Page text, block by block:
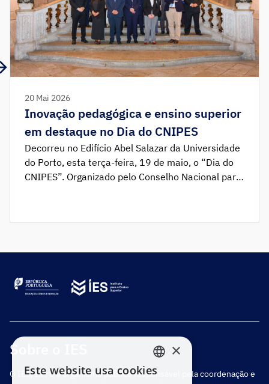
20 Mai 2026
Inovação pedagógica e ensino superior
em destaque no Dia do CNIPES
Decorreu no Edifício Abel Salazar da Universidade
do Porto, esta terça-feira, 19 de maio, o “Dia do
CNIPES”. Organizado pelo Conselho Nacional para
Semana de Valorização da Inovação Pedagógica e
Sobre o IES
O IES, I.P. é o organismo público responsável pela coordenação e
PORTUGUESE
×
Este website usa cookies